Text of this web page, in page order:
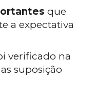
que
a expectativa
verificado na
suposição